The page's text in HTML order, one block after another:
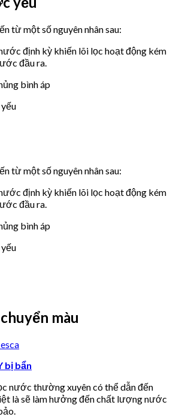
từ một số nguyên nhân sau:
định kỳ khiến lõi lọc hoạt động kém
đầu ra.
bình áp
từ một số nguyên nhân sau:
định kỳ khiến lõi lọc hoạt động kém
đầu ra.
bình áp
màu
bị bẩn
nước thường xuyên có thể dẫn đến
là sẽ làm hưởng đến chất lượng nước